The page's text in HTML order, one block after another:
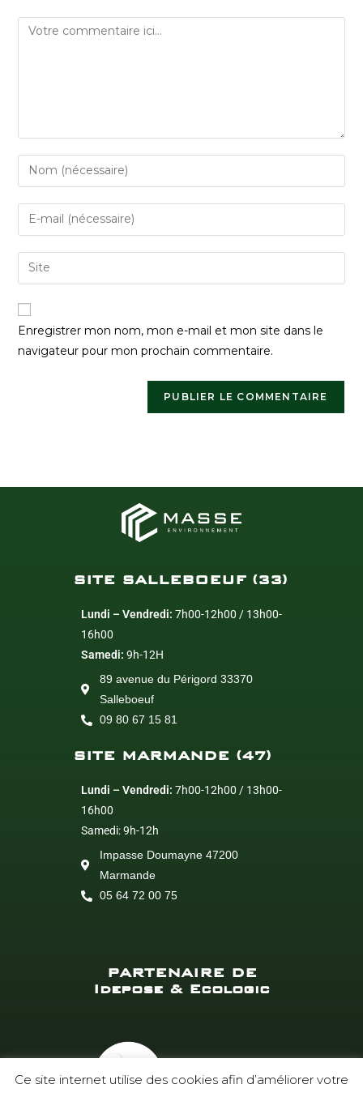
Enregistrer mon nom, mon e-mail et mon site dans le
navigateur pour mon prochain commentaire.
SITE SALLEBOEUF (33)
Lundi – Vendredi: 7h00-12h00 / 13h00-
16h00
Samedi: 9h-12H
89 avenue du Périgord 33370
Salleboeuf
09 80 67 15 81
SITE MARMANDE (47)
Lundi – Vendredi: 7h00-12h00 / 13h00-
16h00
Samedi: 9h-12h
Impasse Doumayne 47200
Marmande
05 64 72 00 75
PARTENAIRE DE
Idepose & Ecologic
Ce site internet utilise des cookies afin d’améliorer votre